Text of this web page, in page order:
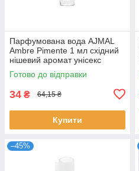
Парфумована вода AJMAL
Ambre Pimente 1 мл східний
нішевий аромат унісекс
пробник розпив Аджмал
Готово до відправки
34 ₴ 64,15 ₴
Купити
–45%